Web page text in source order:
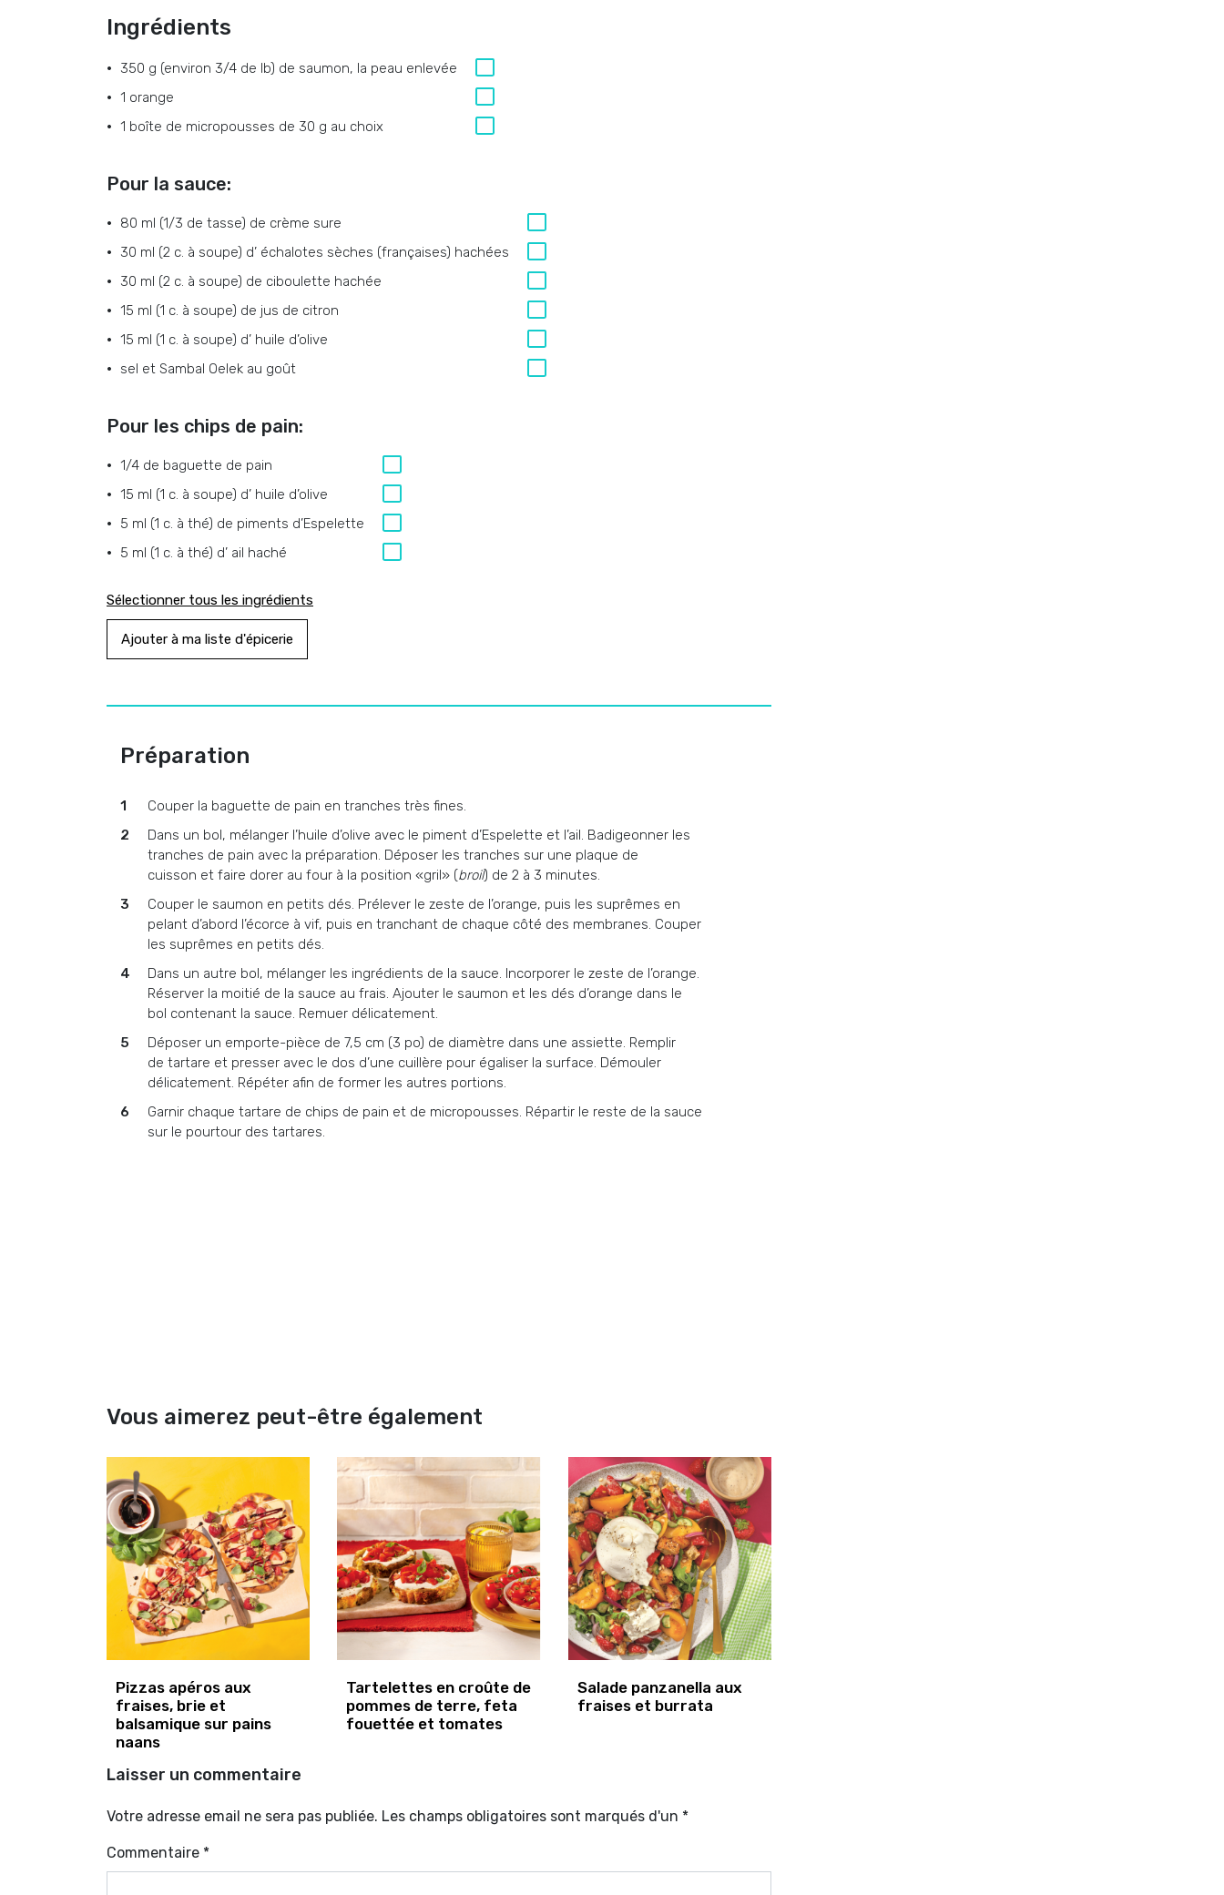
Ingrédients
350 g (environ 3/4 de lb) de saumon, la peau enlevée
1 orange
1 boîte de micropousses de 30 g au choix
Pour la sauce:
80 ml (1/3 de tasse) de crème sure
30 ml (2 c. à soupe) d’ échalotes sèches (françaises) hachées
30 ml (2 c. à soupe) de ciboulette hachée
15 ml (1 c. à soupe) de jus de citron
15 ml (1 c. à soupe) d’ huile d’olive
sel et Sambal Oelek au goût
Pour les chips de pain:
1/4 de baguette de pain
15 ml (1 c. à soupe) d’ huile d’olive
5 ml (1 c. à thé) de piments d’Espelette
5 ml (1 c. à thé) d’ ail haché
Sélectionner tous les ingrédients
Ajouter à ma liste d'épicerie
Préparation
Couper la baguette de pain en tranches très fines.
Dans un bol, mélanger l’huile d’olive avec le piment d’Espelette et l’ail. Badigeonner les
tranches de pain avec la préparation. Déposer les tranches sur une plaque de
cuisson et faire dorer au four à la position «gril» (broil) de 2 à 3 minutes.
Couper le saumon en petits dés. Prélever le zeste de l’orange, puis les suprêmes en
pelant d’abord l’écorce à vif, puis en tranchant de chaque côté des membranes. Couper
les suprêmes en petits dés.
Dans un autre bol, mélanger les ingrédients de la sauce. Incorporer le zeste de l’orange.
Réserver la moitié de la sauce au frais. Ajouter le saumon et les dés d’orange dans le
bol contenant la sauce. Remuer délicatement.
Déposer un emporte-pièce de 7,5 cm (3 po) de diamètre dans une assiette. Remplir
de tartare et presser avec le dos d’une cuillère pour égaliser la surface. Démouler
délicatement. Répéter afin de former les autres portions.
Garnir chaque tartare de chips de pain et de micropousses. Répartir le reste de la sauce
sur le pourtour des tartares.
Vous aimerez peut-être également
Pizzas apéros aux
fraises, brie et
balsamique sur pains
naans
Tartelettes en croûte de
pommes de terre, feta
fouettée et tomates
Salade panzanella aux
fraises et burrata
Laisser un commentaire
Votre adresse email ne sera pas publiée. Les champs obligatoires sont marqués d'un *
Commentaire *